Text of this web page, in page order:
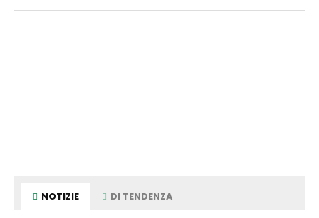
NOTIZIE DI TENDENZA